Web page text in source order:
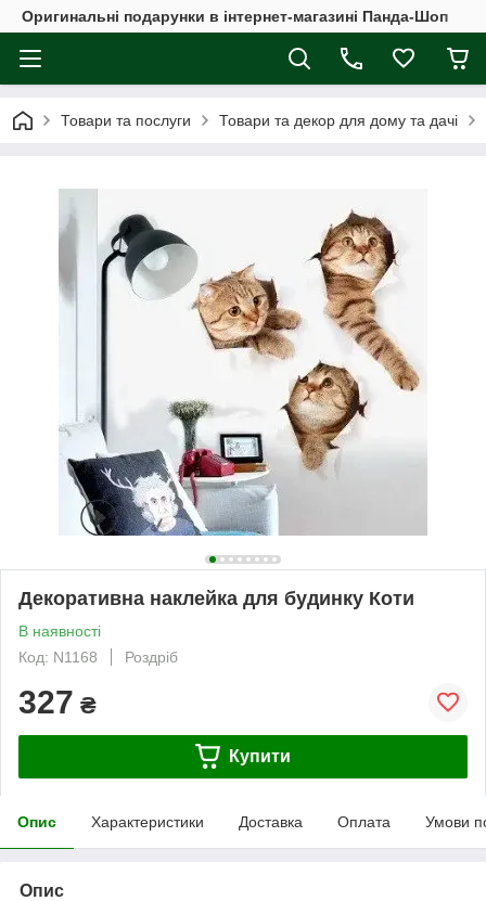
Оригинальні подарунки в інтернет-магазині Панда-Шоп
Товари та послуги Товари та декор для дому та дачі
Декоративна наклейка для будинку Коти
В наявності
Код: N1168
Роздріб
327 ₴
Купити
Опис Характеристики Доставка Оплата Умови
Опис